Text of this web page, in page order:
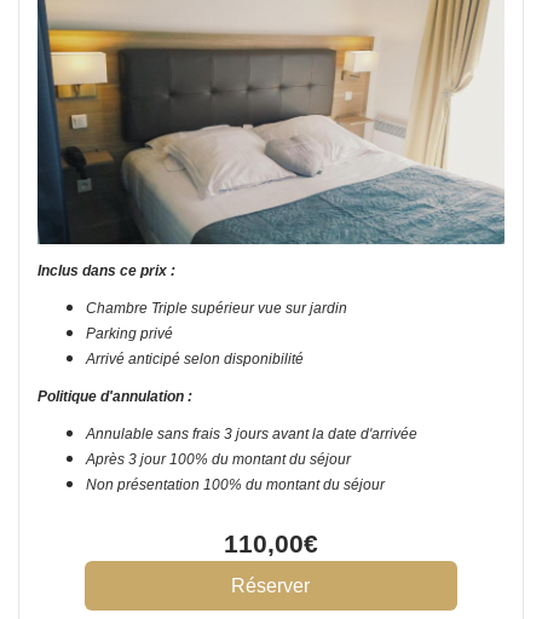
Inclus dans ce prix :
Chambre Triple supérieur vue sur jardin
Parking privé
Arrivé anticipé selon disponibilité
Politique d'annulation :
Annulable sans frais 3 jours avant la date d'arrivée
Après 3 jour 100% du montant du séjour
Non présentation 100% du montant du séjour
110,00€